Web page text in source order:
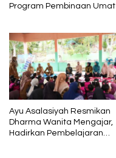
Program Pembinaan Umat
Ayu Asalasiyah Resmikan
Dharma Wanita Mengajar,
Hadirkan Pembelajaran